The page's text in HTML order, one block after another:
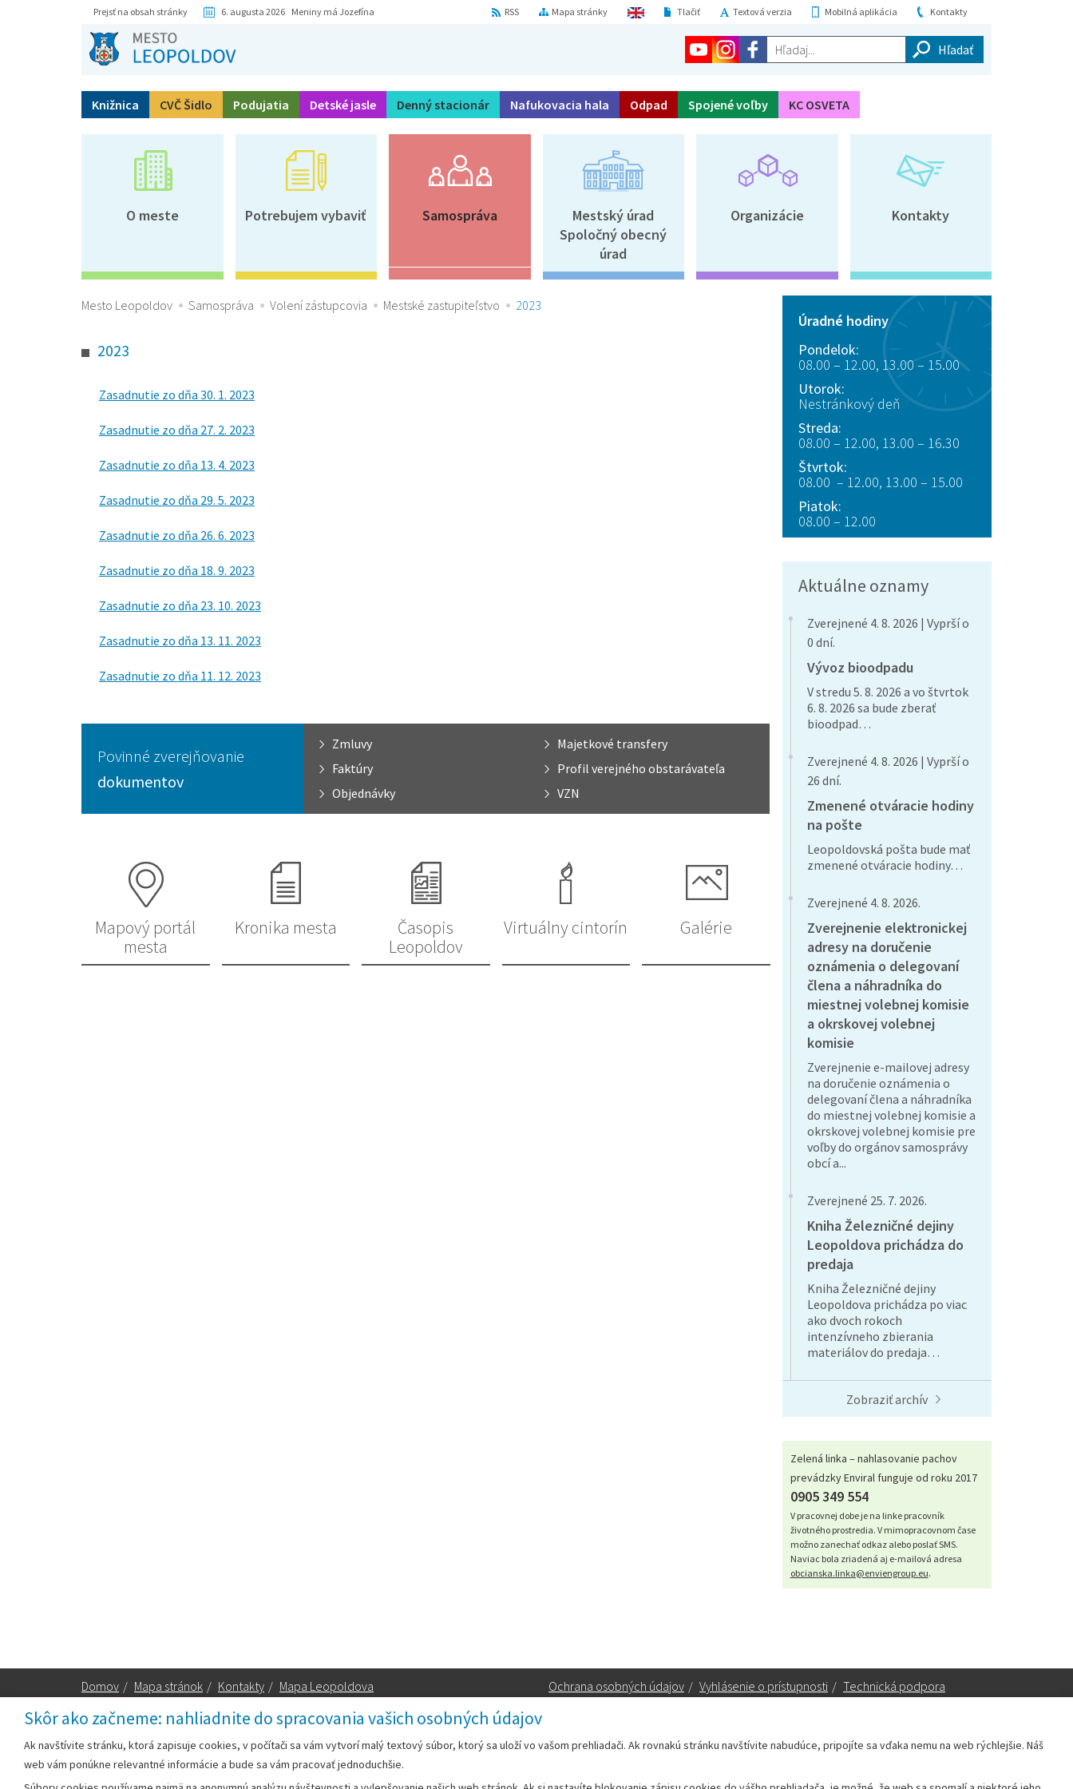
Skôr ako začneme: nahliadnite do spracovania vašich osobných údajov
Ak navštívite stránku, ktorá zapisuje cookies, v počítači sa vám vytvorí malý textový súbor, ktorý sa uloží vo vašom prehliadači. Ak rovnakú stránku navštívite nabudúce, pripojíte sa vďaka nemu na web rýchlejšie. Náš
web vám ponúkne relevantné informácie a bude sa vám pracovať jednoduchšie.
Prejsť na obsah stránky 6. augusta 2026 Meniny má Jozefína Kontakty
Mobilná aplikácia
Textová verzia
Tlačiť
Mapa stránky
RSS
Hľadaj...
Knižnica CVČ Šidlo Podujatia Detské jasle Denný stacionár Nafukovacia hala Odpad Spojené voľby KC OSVETA
O meste Potrebujem vybaviť Samospráva
Mestský úrad
Spoločný obecný
úrad
Organizácie Kontakty
Mesto Leopoldov Samospráva Volení zástupcovia Mestské zastupiteľstvo 2023
2023
Zasadnutie zo dňa 30. 1. 2023
Zasadnutie zo dňa 27. 2. 2023
Zasadnutie zo dňa 13. 4. 2023
Zasadnutie zo dňa 29. 5. 2023
Zasadnutie zo dňa 26. 6. 2023
Zasadnutie zo dňa 18. 9. 2023
Zasadnutie zo dňa 23. 10. 2023
Zasadnutie zo dňa 13. 11. 2023
Zasadnutie zo dňa 11. 12. 2023
Povinné zverejňovanie
dokumentov
Zmluvy
Majetkové transfery
Faktúry
Profil verejného obstarávateľa
Objednávky
VZN
Mapový portál
mesta
Kronika mesta
Časopis
Leopoldov
Virtuálny cintorín Galérie
Úradné hodiny
Pondelok:
08.00 – 12.00, 13.00 – 15.00
Utorok:
Nestránkový deň
Streda:
08.00 – 12.00, 13.00 – 16.30
Štvrtok:
08.00 – 12.00, 13.00 – 15.00
Piatok:
08.00 – 12.00
Aktuálne oznamy
Zverejnené 4. 8. 2026 | Vyprší o
0 dní.
Vývoz bioodpadu
V stredu 5. 8. 2026 a vo štvrtok
6. 8. 2026 sa bude zberať
bioodpad…
Zverejnené 4. 8. 2026 | Vyprší o
26 dní.
Zmenené otváracie hodiny
na pošte
Leopoldovská pošta bude mať
zmenené otváracie hodiny…
Zverejnené 4. 8. 2026.
Zverejnenie elektronickej
adresy na doručenie
oznámenia o delegovaní
člena a náhradníka do
miestnej volebnej komisie
a okrskovej volebnej
komisie
Zverejnenie e-mailovej adresy
na doručenie oznámenia o
delegovaní člena a náhradníka
do miestnej volebnej komisie a
okrskovej volebnej komisie pre
voľby do orgánov samosprávy
obcí a...
Zverejnené 25. 7. 2026.
Kniha Železničné dejiny
Leopoldova prichádza do
predaja
Kniha Železničné dejiny
Leopoldova prichádza po viac
ako dvoch rokoch
intenzívneho zbierania
materiálov do predaja…
Zobraziť archív
Zelená linka – nahlasovanie pachov
prevádzky Enviral funguje od roku 2017
0905 349 554
V pracovnej dobe je na linke pracovník
životného prostredia. V mimopracovnom čase
možno zanechať odkaz alebo poslať SMS.
Naviac bola zriadená aj e-mailová adresa
obcianska.linka@enviengroup.eu.
Domov / Mapa stránok / Kontakty / Mapa Leopoldova Ochrana osobných údajov / Vyhlásenie o prístupnosti / Technická podpora
Mestský úrad Leopoldov